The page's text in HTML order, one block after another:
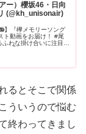
ー）櫻坂46・日向
(@kh_unisonair)
】『欅メモリーソング
ト動画をお届け！ #尾
わな掛け合いに注目で
るとそこで関係
ういうので悩む
終わってきまし